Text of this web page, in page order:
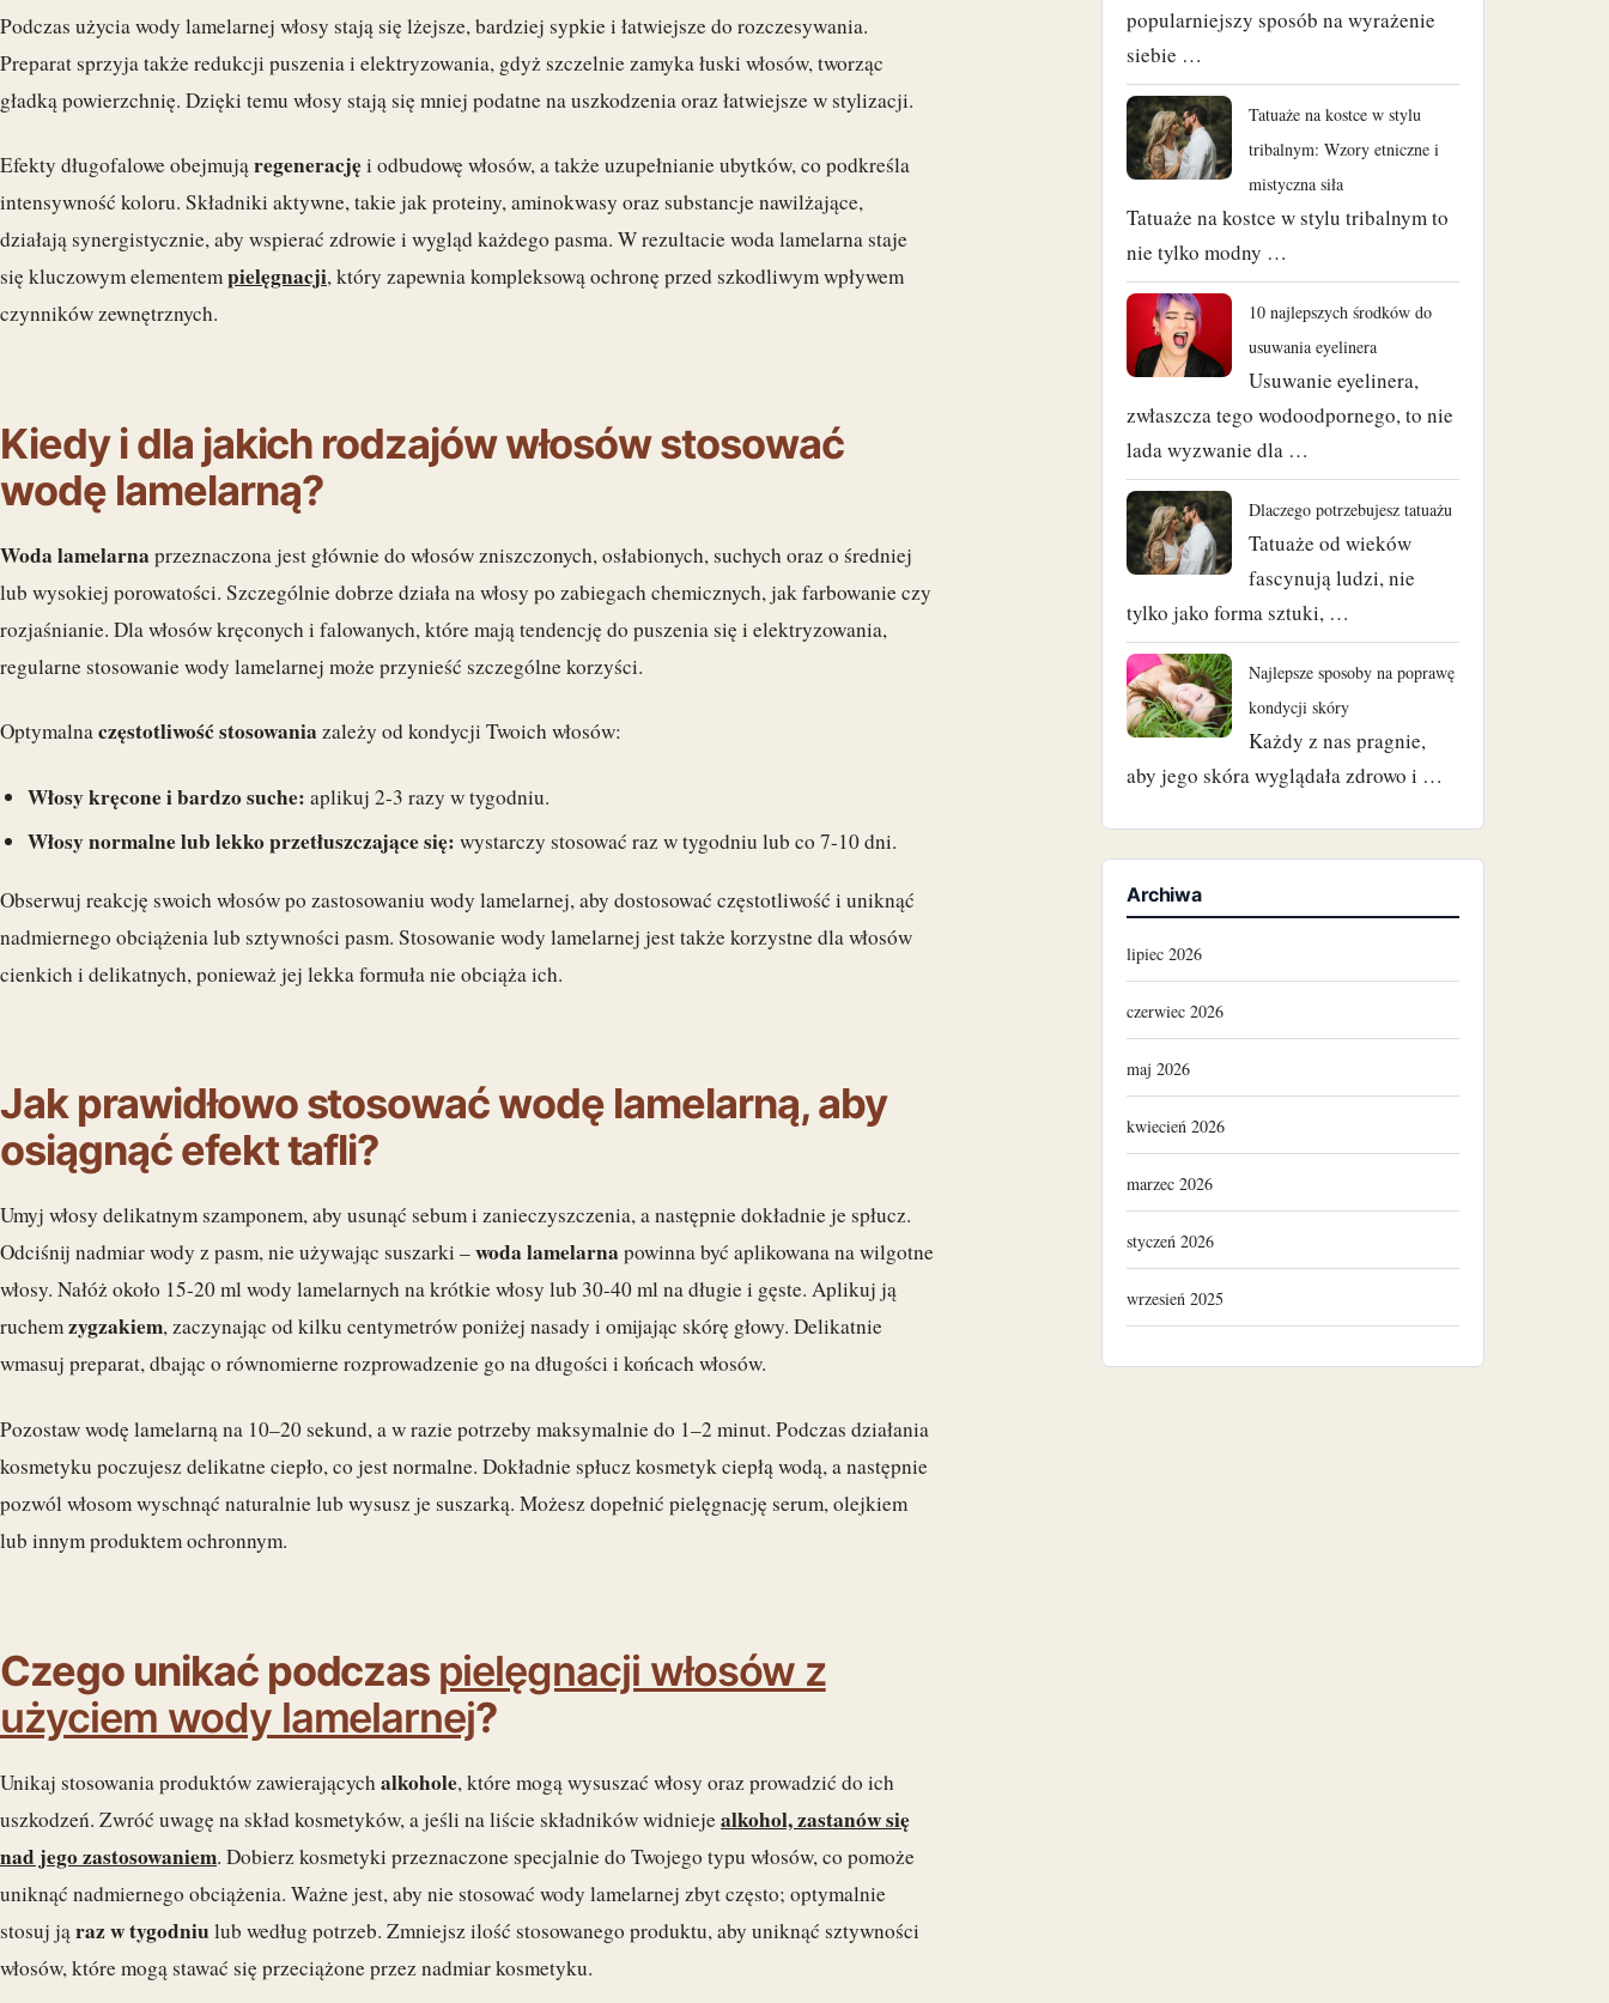
Podczas użycia wody lamelarnej włosy stają się lżejsze, bardziej sypkie i łatwiejsze do rozczesywania.
Preparat sprzyja także redukcji puszenia i elektryzowania, gdyż szczelnie zamyka łuski włosów, tworząc
gładką powierzchnię. Dzięki temu włosy stają się mniej podatne na uszkodzenia oraz łatwiejsze w stylizacji.
Efekty długofalowe obejmująregeneracjęi odbudowę włosów, a także uzupełnianie ubytków, co podkreśla
intensywność koloru. Składniki aktywne, takie jak proteiny, aminokwasy oraz substancje nawilżające,
działają synergistycznie, aby wspierać zdrowie i wygląd każdego pasma. W rezultacie woda lamelarna staje
się kluczowym elementempielęgnacji, który zapewnia kompleksową ochronę przed szkodliwym wpływem
czynników zewnętrznych.
Kiedy i dla jakich rodzajów włosów stosować
wodę lamelarną?
Woda lamelarna przeznaczona jest głównie do włosów zniszczonych, osłabionych, suchych oraz o średniej
lub wysokiej porowatości. Szczególnie dobrze działa na włosy po zabiegach chemicznych, jak farbowanie czy
rozjaśnianie. Dla włosów kręconych i falowanych, które mają tendencję do puszenia się i elektryzowania,
regularne stosowanie wody lamelarnej może przynieść szczególne korzyści.
Optymalnaczęstotliwość stosowania zależy od kondycji Twoich włosów:
Włosy kręcone i bardzo suche: aplikuj 2-3 razy w tygodniu.
Włosy normalne lub lekko przetłuszczające się: wystarczy stosować raz w tygodniu lub co 7-10 dni.
Obserwuj reakcję swoich włosów po zastosowaniu wody lamelarnej, aby dostosować częstotliwość i uniknąć
nadmiernego obciążenia lub sztywności pasm. Stosowanie wody lamelarnej jest także korzystne dla włosów
cienkich i delikatnych, ponieważ jej lekka formuła nie obciąża ich.
Jak prawidłowo stosować wodę lamelarną, aby
osiągnąć efekt tafli?
Umyj włosy delikatnym szamponem, aby usunąć sebum i zanieczyszczenia, a następnie dokładnie je spłucz.
Odciśnij nadmiar wody z pasm, nie używając suszarki –woda lamelarna powinna być aplikowana na wilgotne
włosy. Nałóż około 15-20 ml wody lamelarnych na krótkie włosy lub 30-40 ml na długie i gęste. Aplikuj ją
ruchemzygzakiem, zaczynając od kilku centymetrów poniżej nasady i omijając skórę głowy. Delikatnie
wmasuj preparat, dbając o równomierne rozprowadzenie go na długości i końcach włosów.
Pozostaw wodę lamelarną na 10–20 sekund, a w razie potrzeby maksymalnie do 1–2 minut. Podczas działania
kosmetyku poczujesz delikatne ciepło, co jest normalne. Dokładnie spłucz kosmetyk ciepłą wodą, a następnie
pozwól włosom wyschnąć naturalnie lub wysusz je suszarką. Możesz dopełnić pielęgnację serum, olejkiem
lub innym produktem ochronnym.
Czego unikać podczas pielęgnacji włosów z
użyciem wody lamelarnej?
Unikaj stosowania produktów zawierających alkohole, które mogą wysuszać włosy oraz prowadzić do ich
uszkodzeń. Zwróć uwagę na skład kosmetyków, a jeśli na liście składników widniejealkohol, zastanów się
nad jego zastosowaniem. Dobierz kosmetyki przeznaczone specjalnie do Twojego typu włosów, co pomoże
uniknąć nadmiernego obciążenia. Ważne jest, aby nie stosować wody lamelarnej zbyt często; optymalnie
stosuj jąraz w tygodniulub według potrzeb. Zmniejsz ilość stosowanego produktu, aby uniknąć sztywności
włosów, które mogą stawać się przeciążone przez nadmiar kosmetyku.
popularniejszy sposób na wyrażenie
siebie …
Tatuaże na kostce w stylu
tribalnym: Wzory etniczne i
mistyczna siła
Tatuaże na kostce w stylu tribalnym to
nie tylko modny …
10 najlepszych środków do
usuwania eyelinera
Usuwanie eyelinera,
zwłaszcza tego wodoodpornego, to nie
lada wyzwanie dla …
Dlaczego potrzebujesz tatuażu
Tatuaże od wieków
fascynują ludzi, nie
tylko jako forma sztuki, …
Najlepsze sposoby na poprawę
kondycji skóry
Każdy z nas pragnie,
aby jego skóra wyglądała zdrowo i …
Archiwa
lipiec 2026
czerwiec 2026
maj 2026
kwiecień 2026
marzec 2026
styczeń 2026
wrzesień 2025